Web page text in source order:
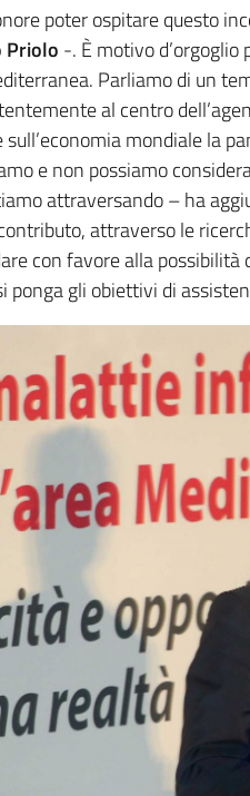
poter ospitare questo
Priolo -. È motivo
Parliamo di un
al centro
mondiale la
e non possiamo
attraversando – ha
attraverso le
con favore alla
ponga gli obiettivi di